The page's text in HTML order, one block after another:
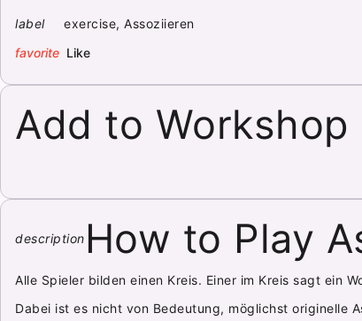
label exercise, Assoziieren
favorite Like
Add to Workshop
description How to Play
Alle Spieler bilden einen Kreis. Einer im Kreis sagt ein
Dabei ist es nicht von Bedeutung, möglichst originelle